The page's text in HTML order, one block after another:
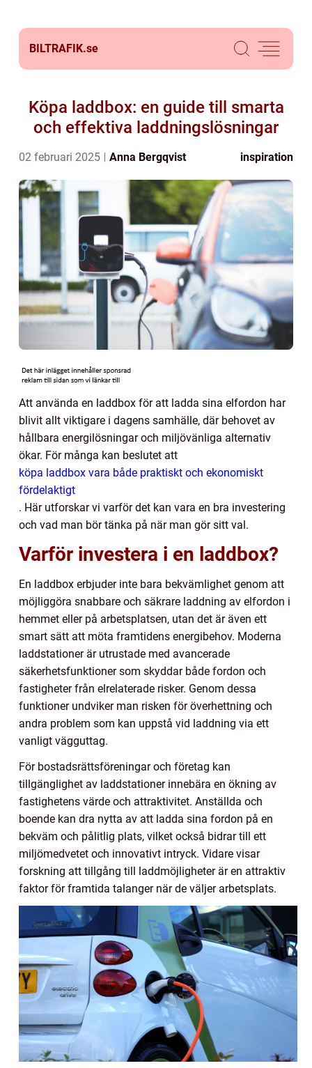
BILTRAFIK.se
Köpa laddbox: en guide till smarta
och effektiva laddningslösningar
02 februari 2025 Anna Bergqvist inspiration
Att använda en laddbox för att ladda sina elfordon har
blivit allt viktigare i dagens samhälle, där behovet av
hållbara energilösningar och miljövänliga alternativ
ökar. För många kan beslutet att
köpa laddbox vara både praktiskt och ekonomiskt
fördelaktigt
. Här utforskar vi varför det kan vara en bra investering
och vad man bör tänka på när man gör sitt val.
Varför investera i en laddbox?
En laddbox erbjuder inte bara bekvämlighet genom att
möjliggöra snabbare och säkrare laddning av elfordon i
hemmet eller på arbetsplatsen, utan det är även ett
smart sätt att möta framtidens energibehov. Moderna
laddstationer är utrustade med avancerade
säkerhetsfunktioner som skyddar både fordon och
fastigheter från elrelaterade risker. Genom dessa
funktioner undviker man risken för överhettning och
andra problem som kan uppstå vid laddning via ett
vanligt vägguttag.
För bostadsrättsföreningar och företag kan
tillgänglighet av laddstationer innebära en ökning av
fastighetens värde och attraktivitet. Anställda och
boende kan dra nytta av att ladda sina fordon på en
bekväm och pålitlig plats, vilket också bidrar till ett
miljömedvetet och innovativt intryck. Vidare visar
forskning att tillgång till laddmöjligheter är en attraktiv
faktor för framtida talanger när de väljer arbetsplats.